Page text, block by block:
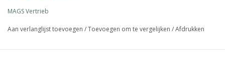
MAGS Vertrieb
Aan verlanglijst toevoegen /Toevoegen om te vergelijken /Afdrukken